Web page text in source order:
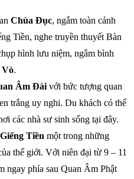
Chùa Đục, ngắm toàn cảnh
Tiền, nghe truyền thuyết Bàn
hình lưu niệm, ngắm bình
Vò.
Âm Đài với bức tượng quan
trắng uy nghi. Du khách có thể
các nhà sư sinh sống tại đây.
Tiền một trong những
thế giới. Với niên đại từ 9 – 11
ngay phía sau Quan Âm Phật